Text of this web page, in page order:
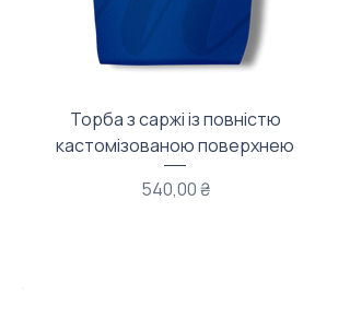
Торба з саржі із повністю
кастомізованою поверхнею
Ціна
540,00 ₴